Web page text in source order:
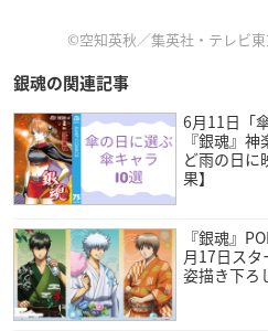
©空知英秋／集英社・テレビ
銀魂の関連記事
6月11日「
『銀魂』
ど雨の日に
果】
『銀魂』
月17日ス
姿描き下ろ